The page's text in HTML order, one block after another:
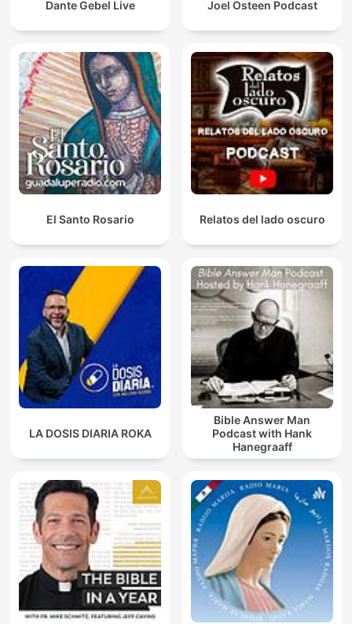
Dante Gebel Live Joel Osteen Podcast
El Santo Rosario Relatos del lado oscuro
LA DOSIS DIARIA ROKA
Bible Answer Man
Podcast with Hank
Hanegraaff